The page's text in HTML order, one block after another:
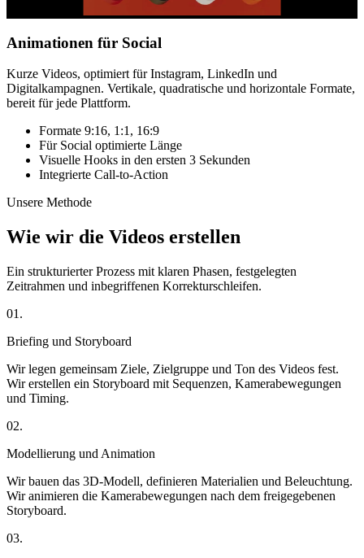
Animationen für Social
Kurze Videos, optimiert für Instagram, LinkedIn und
Digitalkampagnen. Vertikale, quadratische und horizontale Formate,
bereit für jede Plattform.
Formate 9:16, 1:1, 16:9
Für Social optimierte Länge
Visuelle Hooks in den ersten 3 Sekunden
Integrierte Call-to-Action
Unsere Methode
Wie wir die Videos erstellen
Ein strukturierter Prozess mit klaren Phasen, festgelegten
Zeitrahmen und inbegriffenen Korrekturschleifen.
01.
Briefing und Storyboard
Wir legen gemeinsam Ziele, Zielgruppe und Ton des Videos fest.
Wir erstellen ein Storyboard mit Sequenzen, Kamerabewegungen
und Timing.
02.
Modellierung und Animation
Wir bauen das 3D-Modell, definieren Materialien und Beleuchtung.
Wir animieren die Kamerabewegungen nach dem freigegebenen
Storyboard.
03.